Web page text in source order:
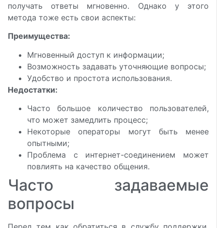
получать ответы мгновенно. Однако у этого
метода тоже есть свои аспекты:
Преимущества:
Мгновенный доступ к информации;
Возможность задавать уточняющие вопросы;
Удобство и простота использования.
Недостатки:
Часто большое количество пользователей,
что может замедлить процесс;
Некоторые операторы могут быть менее
опытными;
Проблема с интернет-соединением может
повлиять на качество общения.
Часто задаваемые
вопросы